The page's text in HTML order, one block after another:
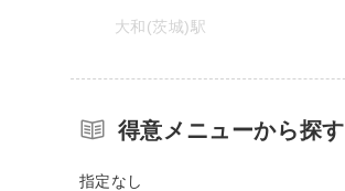
大和(茨城)駅
得意メニューから探す
指定なし